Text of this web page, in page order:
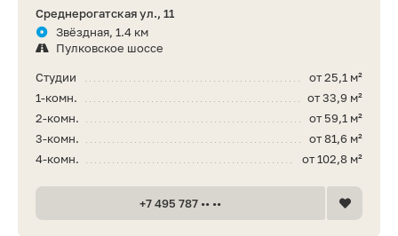
Среднерогатская ул., 11
Звёздная, 1.4 км
Пулковское шоссе
от 25,1 м²
Студии
от 33,9 м²
1-комн.
от 59,1 м²
2-комн.
от 81,6 м²
3-комн.
от 102,8 м²
4-комн.
+7 495 787 •• ••